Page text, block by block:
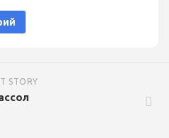
STORY